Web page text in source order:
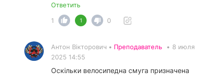
Ответить
1
1 0
Антон Вікторович • Преподаватель • 8 июля
2025 14:55
Оскільки велосипедна смуга призначена